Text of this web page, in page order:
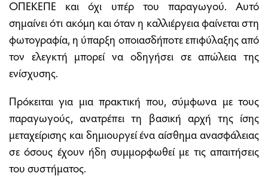
ΟΠΕΚΕΠΕ και όχι υπέρ του παραγωγού. Αυτό
σημαίνει ότι ακόμη και όταν η καλλιέργεια φαίνεται στη
φωτογραφία, η ύπαρξη οποιασδήποτε επιφύλαξης από
τον ελεγκτή μπορεί να οδηγήσει σε απώλεια της
ενίσχυσης.
Πρόκειται για μια πρακτική που, σύμφωνα με τους
παραγωγούς, ανατρέπει τη βασική αρχή της ίσης
μεταχείρισης και δημιουργεί ένα αίσθημα ανασφάλειας
σε όσους έχουν ήδη συμμορφωθεί με τις απαιτήσεις
του συστήματος.